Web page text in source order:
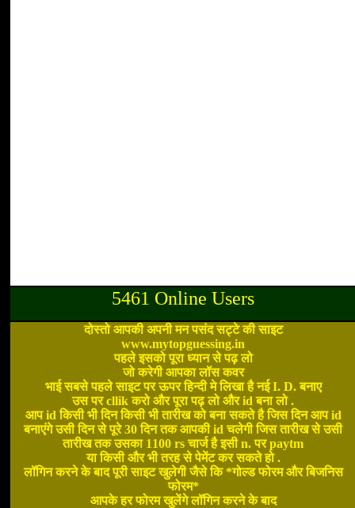
5461 Online Users
दोस्तो आपकी अपनी मन पसंद सट्टे की साइट
www.mytopguessing.in
पहले इसको पूरा ध्यान से पढ़ लो
जो करेगी आपका लॉस कवर
भाई सबसे पहले साइट पर ऊपर हिन्दी मे लिखा है नई I. D. बनाए
उस पर cllik करो और पूरा पढ़ लो और id बना लो .
आप id किसी भी दिन किसी भी तारीख को बना सकते है जिस दिन आप id
बनाएंगे उसी दिन से पूरे 30 दिन तक आपकी id चलेगी जिस तारीख से उसी
तारीख तक उसका 1100 rs चार्ज है इसी n. पर paytm
या किसी और भी तरह से पेमेंट कर सकते हो .
लॉगिन करने के बाद पूरी साइट खुलेगी जैसे कि *गोल्ड फोरम और बिजनिस
फोरम*
आपके हर फोरम खुलेंगे लॉगिन करने के बाद